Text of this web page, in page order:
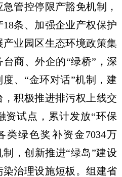
管控停限产豁免机制，
条、加强企业产权保护
业园区生态环境政策集
商、外企的“绿桥”，深
、“金环对话”机制，建
积极推进排污权上线交
资试点，累计发放“环保
类绿色奖补资金7034万
，创新推进“绿岛”建设
治理设施短板。组建省